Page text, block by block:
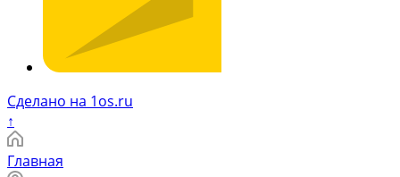
Сделано на 1os.ru
↑
Главная